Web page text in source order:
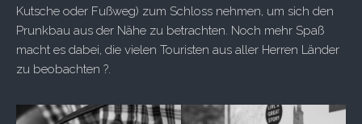
Kutsche oder Fußweg) zum Schloss nehmen, um sich den
Prunkbau aus der Nähe zu betrachten. Noch mehr Spaß
macht es dabei, die vielen Touristen aus aller Herren Länder
zu beobachten ?.